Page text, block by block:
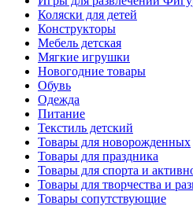
Коляски для детей
Конструкторы
Мебель детская
Мягкие игрушки
Новогодние товары
Обувь
Одежда
Питание
Текстиль детский
Товары для новорожденных
Товары для праздника
Товары для спорта и
Товары для творчества и
Товары сопутствующие